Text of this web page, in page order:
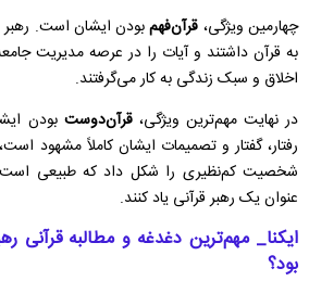
چهارمین ویژگی، قرآن‌فهمبودن ایشان است. رهبر
به قرآن داشتند و آیات را در عرصه مدیریت
اخلاق و سبک زندگی به کار می‌گرفتند.
در نهایت مهم‌ترین ویژگی،قرآن‌دوست بودن
رفتار، گفتار و تصمیمات ایشان کاملاً مشهود
شخصیت کم‌نظیری را شکل داد که طبیعی است،
عنوان یک رهبر قرآنی یاد کنند.
ایکنا_ مهم‌ترین دغدغه و مطالبه قرآنی
بود؟